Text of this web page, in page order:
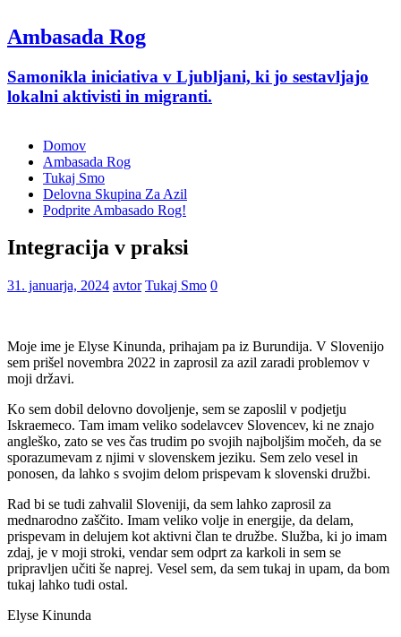
Ambasada Rog
Samonikla iniciativa v Ljubljani, ki jo sestavljajo
lokalni aktivisti in migranti.
Domov
Ambasada Rog
Tukaj Smo
Delovna Skupina Za Azil
Podprite Ambasado Rog!
Integracija v praksi
31. januarja, 2024 avtor Tukaj Smo 0
Moje ime je Elyse Kinunda, prihajam pa iz Burundija. V Slovenijo
sem prišel novembra 2022 in zaprosil za azil zaradi problemov v
moji državi.
Ko sem dobil delovno dovoljenje, sem se zaposlil v podjetju
Iskraemeco. Tam imam veliko sodelavcev Slovencev, ki ne znajo
angleško, zato se ves čas trudim po svojih najboljšim močeh, da se
sporazumevam z njimi v slovenskem jeziku. Sem zelo vesel in
ponosen, da lahko s svojim delom prispevam k slovenski družbi.
Rad bi se tudi zahvalil Sloveniji, da sem lahko zaprosil za
mednarodno zaščito. Imam veliko volje in energije, da delam,
prispevam in delujem kot aktivni član te družbe. Služba, ki jo imam
zdaj, je v moji stroki, vendar sem odprt za karkoli in sem se
pripravljen učiti še naprej. Vesel sem, da sem tukaj in upam, da bom
tukaj lahko tudi ostal.
Elyse Kinunda